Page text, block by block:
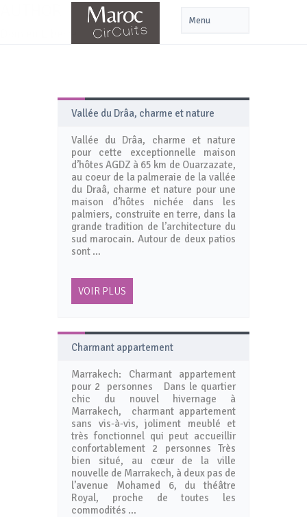
Vallée du Drâa, charme et nature
Vallée du Drâa, charme et nature
pour cette exceptionnelle maison
d’hôtes AGDZ à 65 km de Ouarzazate,
au coeur de la palmeraie de la vallée
du Draâ, charme et nature pour une
maison d’hôtes nichée dans les
palmiers, construite en terre, dans la
grande tradition de l’architecture du
sud marocain. Autour de deux patios
sont …
VOIR PLUS
Charmant appartement
Marrakech: Charmant appartement
pour 2 personnes Dans le quartier
chic du nouvel hivernage à
Marrakech, charmant appartement
sans vis-à-vis, joliment meublé et
très fonctionnel qui peut accueillir
confortablement 2 personnes Très
bien situé, au cœur de la ville
nouvelle de Marrakech, à deux pas de
l’avenue Mohamed 6, du théâtre
Royal, proche de toutes les
commodités …